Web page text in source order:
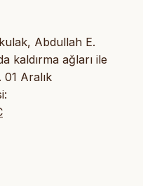
Abdullah E.
kaldırma ağları ile
01 Aralık